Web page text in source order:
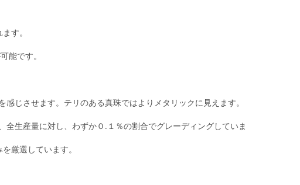
す。
能です。
じさせます。テリのある真珠ではよりメタリックに見えます。
産量に対し、わずか０.１％の割合でグレーディングしていま
厳選しています。